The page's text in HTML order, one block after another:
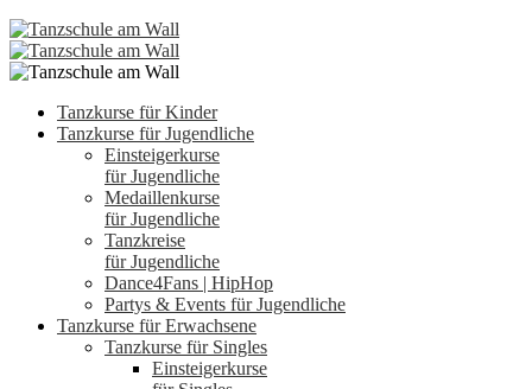
Tanzkurse für Kinder
Tanzkurse für Jugendliche
Einsteigerkurse
für Jugendliche
Medaillenkurse
für Jugendliche
Tanzkreise
für Jugendliche
Dance4Fans | HipHop
Partys & Events für Jugendliche
Tanzkurse für Erwachsene
Tanzkurse für Singles
Einsteigerkurse